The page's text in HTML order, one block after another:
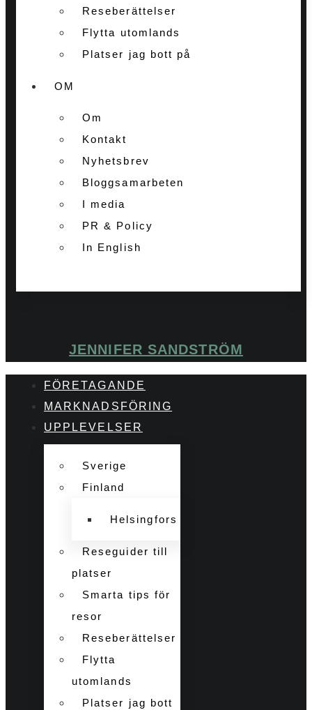
Reseberättelser
Flytta utomlands
Platser jag bott på
OM
Om
Kontakt
Nyhetsbrev
Bloggsamarbeten
I media
PR & Policy
In English
JENNIFER SANDSTRÖM
FÖRETAGANDE
MARKNADSFÖRING
UPPLEVELSER
Sverige
Finland
Helsingfors
Reseguider till
platser
Smarta tips för
resor
Reseberättelser
Flytta
utomlands
Platser jag bott